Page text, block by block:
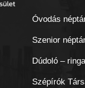
Óvodás
Szenior
Dúdoló –
Szépírók